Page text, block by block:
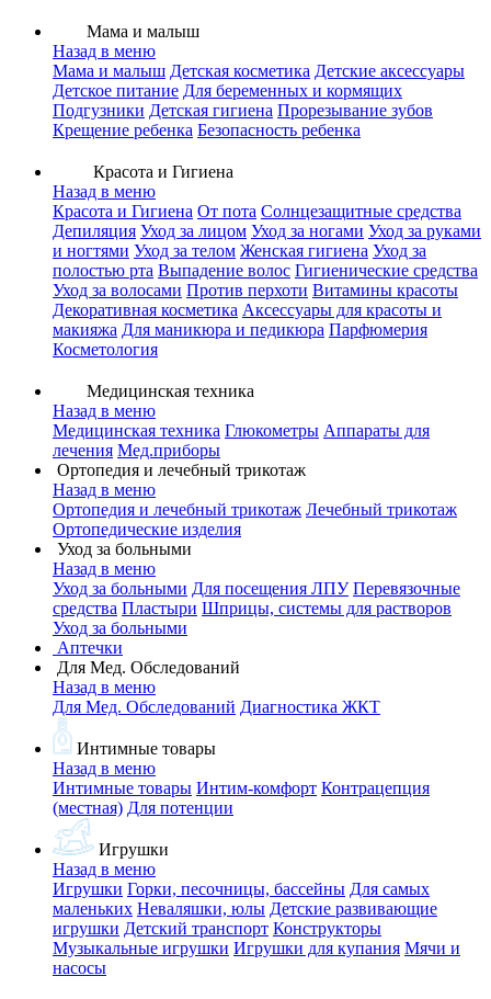
Мама и малыш
Назад в меню
Мама и малыш Детская косметика Детские аксессуары
Детское питание Для беременных и кормящих
Подгузники Детская гигиена Прорезывание зубов
Крещение ребенка Безопасность ребенка
Красота и Гигиена
Назад в меню
Красота и Гигиена От пота Солнцезащитные средства
Депиляция Уход за лицом Уход за ногами Уход за руками
и ногтями Уход за телом Женская гигиена Уход за
полостью рта Выпадение волос Гигиенические средства
Уход за волосами Против перхоти Витамины красоты
Декоративная косметика Аксессуары для красоты и
макияжа Для маникюра и педикюра Парфюмерия
Косметология
Медицинская техника
Назад в меню
Медицинская техника Глюкометры Аппараты для
лечения Мед.приборы
Ортопедия и лечебный трикотаж
Назад в меню
Ортопедия и лечебный трикотаж Лечебный трикотаж
Ортопедические изделия
Уход за больными
Назад в меню
Уход за больными Для посещения ЛПУ Перевязочные
средства Пластыри Шприцы, системы для растворов
Уход за больными
Аптечки
Для Мед. Обследований
Назад в меню
Для Мед. Обследований Диагностика ЖКТ
Интимные товары
Назад в меню
Интимные товары Интим-комфорт Контрацепция
(местная) Для потенции
Игрушки
Назад в меню
Игрушки Горки, песочницы, бассейны Для самых
маленьких Неваляшки, юлы Детские развивающие
игрушки Детский транспорт Конструкторы
Музыкальные игрушки Игрушки для купания Мячи и
насосы